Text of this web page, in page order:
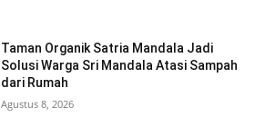
Taman Organik Satria Mandala Jadi
Solusi Warga Sri Mandala Atasi Sampah
dari Rumah
Agustus 8, 2026